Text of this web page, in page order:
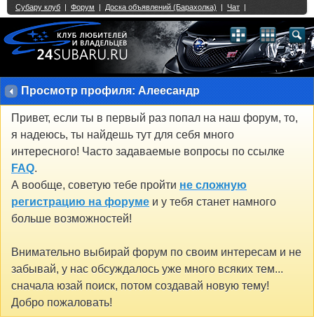
Просмотр профиля: Алеесандр
Привет, если ты в первый раз попал на наш форум, то,
я надеюсь, ты найдешь тут для себя много
интересного! Часто задаваемые вопросы по ссылке
FAQ.
А вообще, советую тебе пройти не сложную
регистрацию на форуме и у тебя станет намного
больше возможностей!
Внимательно выбирай форум по своим интересам и не
забывай, у нас обсуждалось уже много всяких тем...
сначала юзай поиск, потом создавай новую тему!
Добро пожаловать!
Single Sign On provided byvBSSO
2 3 4 5 6 7 8 9 10 11 12 13 14 15 16 17 18 21 22 23 24 25 26
27 28 29 30 31 32 33 34 35 36 37 38 39 40 41 42 43